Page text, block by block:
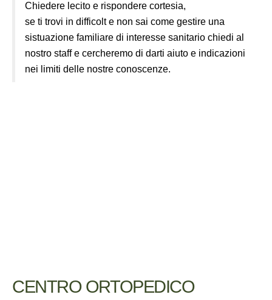
Chiedere lecito e rispondere cortesia,
se ti trovi in difficolt e non sai come gestire una
sistuazione familiare di interesse sanitario chiedi al
nostro staff e cercheremo di darti aiuto e indicazioni
nei limiti delle nostre conoscenze.
CENTRO ORTOPEDICO